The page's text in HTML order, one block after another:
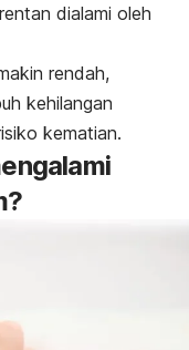
dialami oleh
rendah,
kehilangan
kematian.